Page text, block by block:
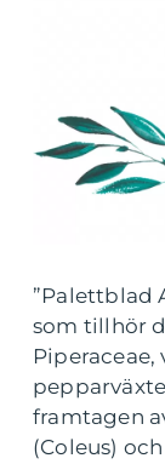
”Palettblad
som tillhör
framtagen
(Coleus)